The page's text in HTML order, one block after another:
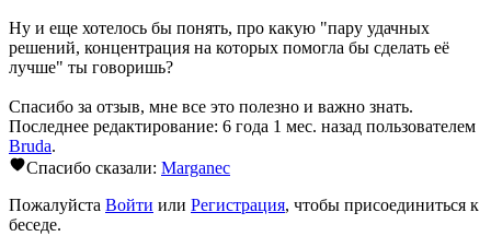
Ну и еще хотелось бы понять, про какую "пару удачных
решений, концентрация на которых помогла бы сделать её
лучше" ты говоришь?
Спасибо за отзыв, мне все это полезно и важно знать.
Последнее редактирование: 6 года 1 мес. назад пользователем
Bruda.
Спасибо сказали: Marganec
Пожалуйста Войти или Регистрация, чтобы присоединиться к
беседе.